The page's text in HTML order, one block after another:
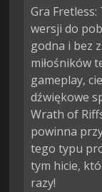
Gra
wersji do
godna i bez
miłośników
gameplay,
dźwiękowe
Wrath of
powinna
tego typu
tym hicie,
razy!